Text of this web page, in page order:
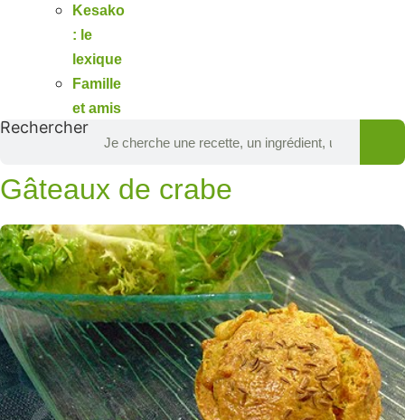
Kesako
: le
lexique
Famille
et amis
Rechercher
Gâteaux de crabe